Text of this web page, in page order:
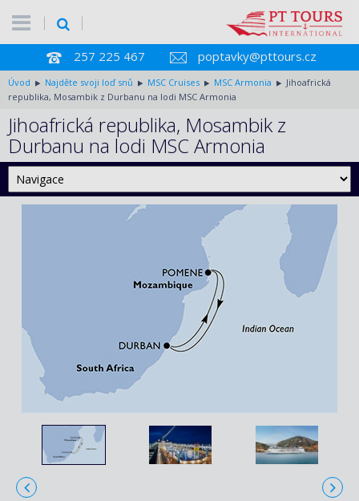
257 225 467 poptavky@pttours.cz
Úvod Najděte svoji loď snů MSC Cruises MSC Armonia
Jihoafrická
republika, Mosambik z Durbanu na lodi MSC Armonia
Jihoafrická republika, Mosambik z
Durbanu na lodi MSC Armonia